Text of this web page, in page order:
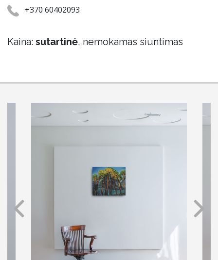
+370 60402093
Kaina: sutartinė, nemokamas siuntimas